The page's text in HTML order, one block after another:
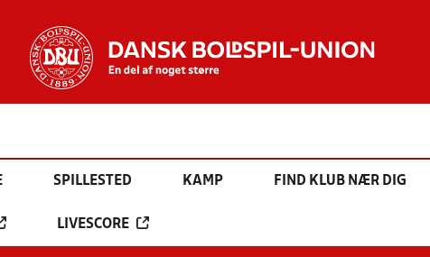
SPILLESTED KAMP FIND KLUB NÆR DIG
LIVESCORE